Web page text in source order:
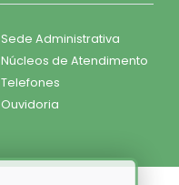
Sede Administrativa
Núcleos de Atendimento
Telefones
Ouvidoria